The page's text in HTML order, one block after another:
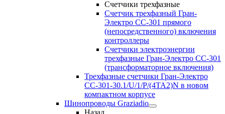
Счетчики трехфазные
Счетчик трехфазный Гран-
Электро CC-301 прямого
(непосредственного) включения
контроллеры
Счетчики электроэнергии
трехфазные Гран-Электро CC-301
(трансформаторное включения)
Трехфазные счетчики Гран-Электро
СС-301-30.1/U/1/P/(4TA2)N в новом
компактном корпусе
Шинопроводы Graziadio
Назад